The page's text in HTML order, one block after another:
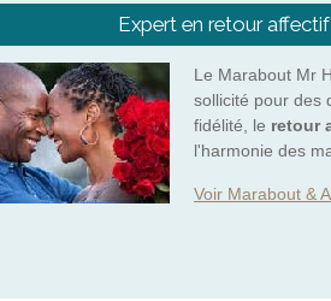
Expert en retour
Le Marabout Mr
sollicité pour des
fidélité, le retour
l'harmonie des
Voir Marabout &